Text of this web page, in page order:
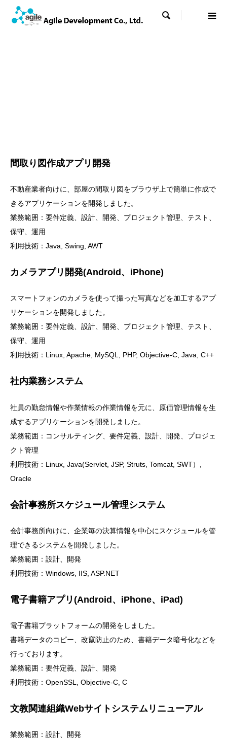

間取り図作成アプリ開発
不動産業者向けに、部屋の間取り図をブラウザ上で簡単に作成で
きるアプリケーションを開発しました。
業務範囲：要件定義、設計、開発、プロジェクト管理、テスト、
保守、運用
利用技術：Java, Swing, AWT
カメラアプリ開発(Android、iPhone)
スマートフォンのカメラを使って撮った写真などを加工するアプ
リケーションを開発しました。
業務範囲：要件定義、設計、開発、プロジェクト管理、テスト、
保守、運用
利用技術：Linux, Apache, MySQL, PHP, Objective-C, Java, C++
社内業務システム
社員の勤怠情報や作業情報の作業情報を元に、原価管理情報を生
成するアプリケーションを開発しました。
業務範囲：コンサルティング、要件定義、設計、開発、プロジェ
クト管理
利用技術：Linux, Java(Servlet, JSP, Struts, Tomcat, SWT）,
Oracle
会計事務所スケジュール管理システム
会計事務所向けに、企業毎の決算情報を中心にスケジュールを管
理できるシステムを開発しました。
業務範囲：設計、開発
利用技術：Windows, IIS, ASP.NET
電子書籍アプリ(Android、iPhone、iPad)
電子書籍プラットフォームの開発をしました。
書籍データのコピー、改竄防止のため、書籍データ暗号化などを
行っております。
業務範囲：要件定義、設計、開発
利用技術：OpenSSL, Objective-C, C
文教関連組織Webサイトシステムリニューアル
業務範囲：設計、開発